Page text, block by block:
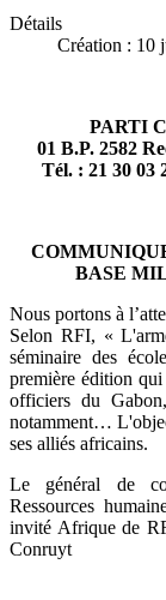
Détails
Création : 10
PARTI
01 B.P. 2582
Tél. : 21 30 03
BASE
Nous portons à
Selon RFI, «
séminaire des
première édition
officiers du
notamment…
ses alliés africains.
Le général de
Ressources
invité Afrique de
Conruyt